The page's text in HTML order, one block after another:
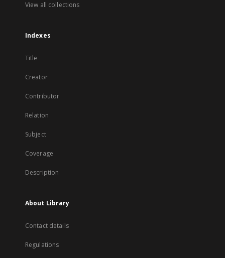
View all collections
Indexes
Title
Creator
Contributor
Relation
Subject
Coverage
Description
About Library
Contact details
Regulations